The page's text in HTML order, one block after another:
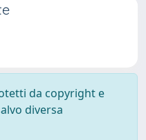
da copyright e
diversa